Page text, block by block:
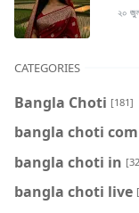
২০
CATEGORIES
Bangla Choti [181]
bangla choti com
bangla choti in
bangla choti live